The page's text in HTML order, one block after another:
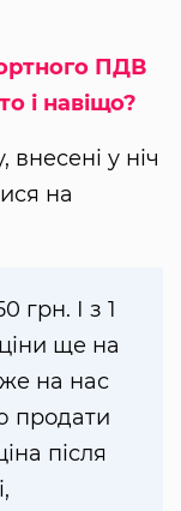
ПДВ
і навіщо?
у ніч
на
грн. І з 1
ще на
на нас
продати
після